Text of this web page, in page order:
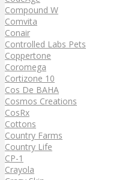
Compound W
Comvita
Conair
Controlled Labs Pets
Coppertone
Coromega
Cortizone 10
Cos De BAHA
Cosmos Creations
CosRx
Cottons
Country Farms
Country Life
CP-1
Crayola